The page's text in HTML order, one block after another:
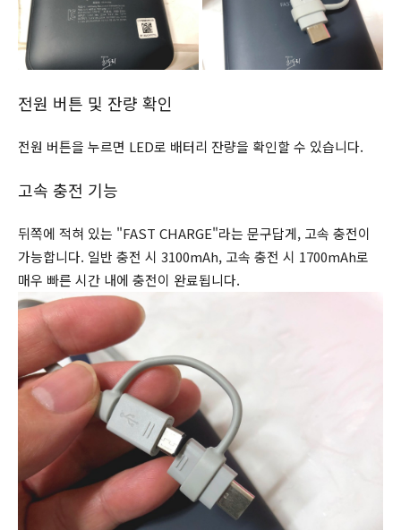
전원 버튼 및 잔량 확인
전원 버튼을 누르면 LED로 배터리 잔량을 확인할 수 있습니다.
고속 충전 기능
뒤쪽에 적혀 있는 "FAST CHARGE"라는 문구답게, 고속 충전이
가능합니다. 일반 충전 시 3100mAh, 고속 충전 시 1700mAh로
매우 빠른 시간 내에 충전이 완료됩니다.